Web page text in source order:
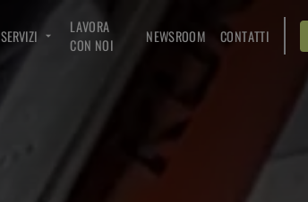
SERVIZI
LAVORA
CON NOI
NEWSROOM CONTATTI